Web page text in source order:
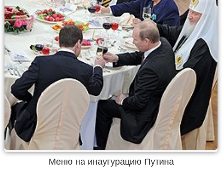
Меню на инаугурацию Путина